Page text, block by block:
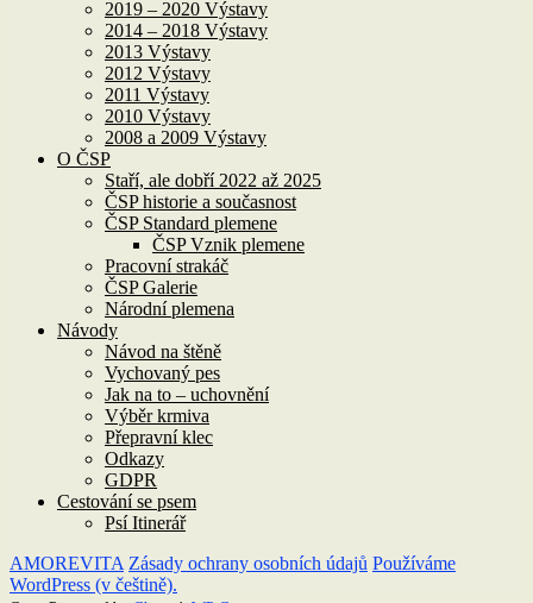
2019 – 2020 Výstavy
2014 – 2018 Výstavy
2013 Výstavy
2012 Výstavy
2011 Výstavy
2010 Výstavy
2008 a 2009 Výstavy
O ČSP
Staří, ale dobří 2022 až 2025
ČSP historie a současnost
ČSP Standard plemene
ČSP Vznik plemene
Pracovní strakáč
ČSP Galerie
Národní plemena
Návody
Návod na štěně
Vychovaný pes
Jak na to – uchovnění
Výběr krmiva
Přepravní klec
Odkazy
GDPR
Cestování se psem
Psí Itinerář
AMOREVITA Zásady ochrany osobních údajů Používáme
WordPress (v češtině).